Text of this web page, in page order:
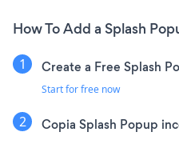
How To Add a Splash
Create a Free Splash
Start for free now
Copia Splash Popup